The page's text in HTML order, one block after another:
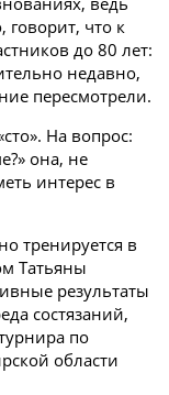
говорит, что к
до 80 лет:
недавно,
пересмотрели.
На вопрос:
она, не
интерес в
тренируется в
Татьяны
результаты
состязаний,
по
области